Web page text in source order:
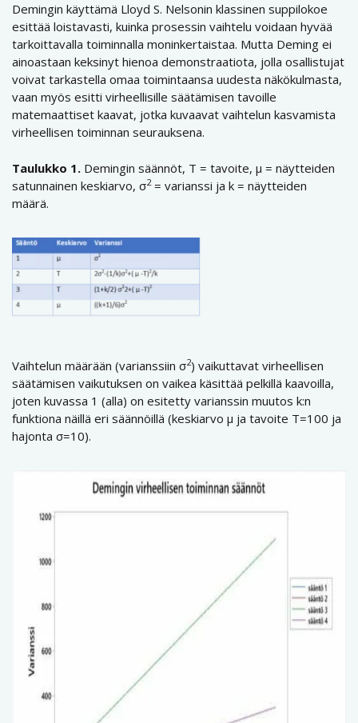
Demingin käyttämä Lloyd S. Nelsonin klassinen suppilokoe
esittää loistavasti, kuinka prosessin vaihtelu voidaan hyvää
tarkoittavalla toiminnalla moninkertaistaa. Mutta Deming ei
ainoastaan keksinyt hienoa demonstraatiota, jolla osallistujat
voivat tarkastella omaa toimintaansa uudesta näkökulmasta,
vaan myös esitti virheellisille säätämisen tavoille
matemaattiset kaavat, jotka kuvaavat vaihtelun kasvamista
virheellisen toiminnan seurauksena.
Taulukko 1. Demingin säännöt, T = tavoite, µ = näytteiden
satunnainen keskiarvo, σ2= varianssi ja k = näytteiden
määrä.
Vaihtelun määrään (varianssiin σ2) vaikuttavat virheellisen
säätämisen vaikutuksen on vaikea käsittää pelkillä kaavoilla,
joten kuvassa 1 (alla) on esitetty varianssin muutos k:n
funktiona näillä eri säännöillä (keskiarvo µ ja tavoite T=100 ja
hajonta σ=10).